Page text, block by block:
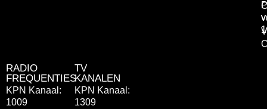
RADIO
FREQUENTIES
KPN Kanaal:
1009
TV
KANALEN
KPN Kanaal:
1309